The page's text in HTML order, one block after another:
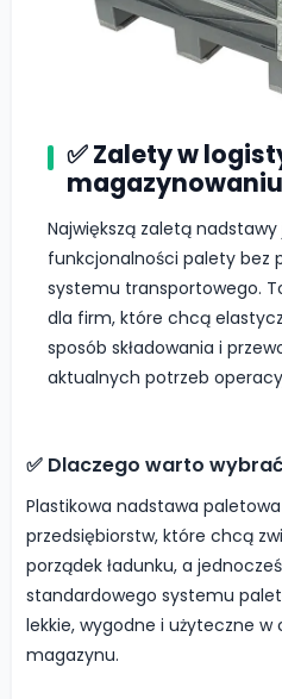
✅ Zalety w
magazynowaniu
Największą zaletą
funkcjonalności palety bez
systemu transportowego.
dla firm, które chcą
sposób składowania i
aktualnych potrzeb
✅ Dlaczego warto
Plastikowa nadstawa
przedsiębiorstw, które chcą
porządek ładunku, a
standardowego systemu
lekkie, wygodne i użyteczne
magazynu.